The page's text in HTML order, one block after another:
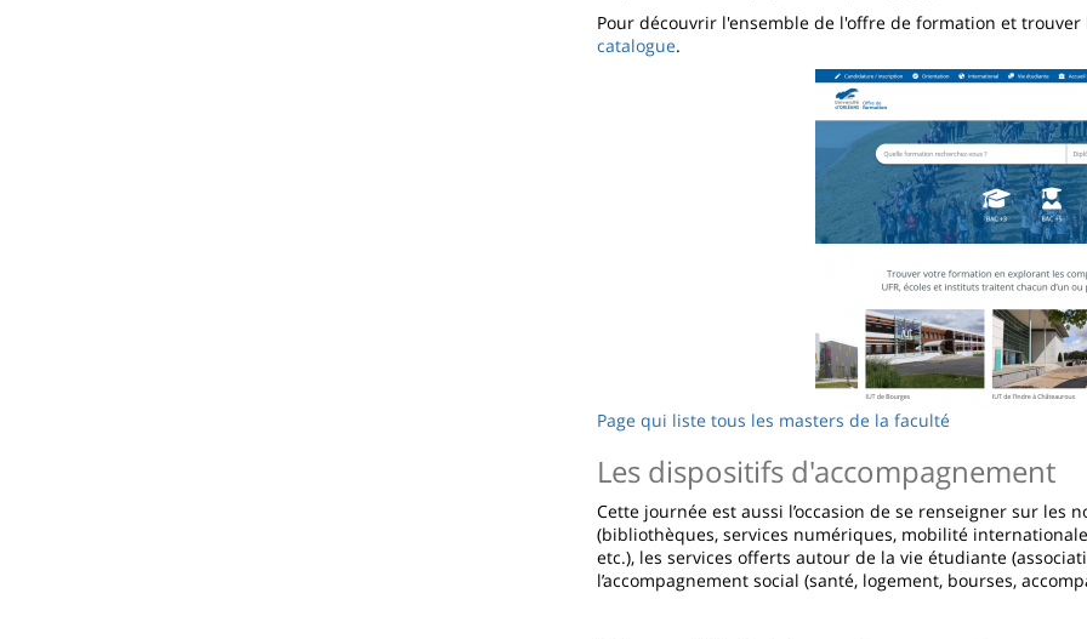
Pour découvrir l'ensemble de l'offre de formation et
catalogue.
Page qui liste tous les masters de la faculté
Les dispositifs d'accompagnement
Cette journée est aussi l’occasion de se renseigner sur les
(bibliothèques, services numériques, mobilité
etc.), les services offerts autour de la vie étudiante
l’accompagnement social (santé, logement, bourses,